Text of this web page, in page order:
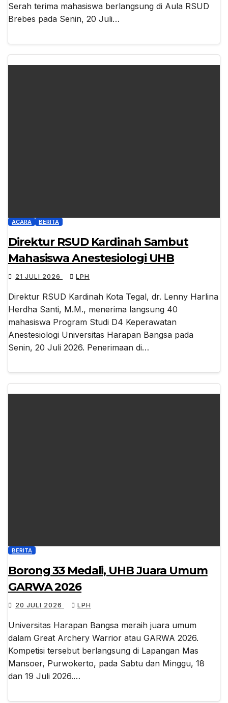
Serah terima mahasiswa berlangsung di Aula RSUD
Brebes pada Senin, 20 Juli…
ACARA BERITA
Direktur RSUD Kardinah Sambut
Mahasiswa Anestesiologi UHB
21 JULI 2026 LPH
Direktur RSUD Kardinah Kota Tegal, dr. Lenny Harlina
Herdha Santi, M.M., menerima langsung 40
mahasiswa Program Studi D4 Keperawatan
Anestesiologi Universitas Harapan Bangsa pada
Senin, 20 Juli 2026. Penerimaan di…
BERITA
Borong 33 Medali, UHB Juara Umum
GARWA 2026
20 JULI 2026 LPH
Universitas Harapan Bangsa meraih juara umum
dalam Great Archery Warrior atau GARWA 2026.
Kompetisi tersebut berlangsung di Lapangan Mas
Mansoer, Purwokerto, pada Sabtu dan Minggu, 18
dan 19 Juli 2026.…